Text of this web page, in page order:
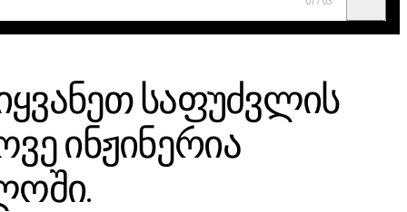
საფუძვლის
ინჟინერია